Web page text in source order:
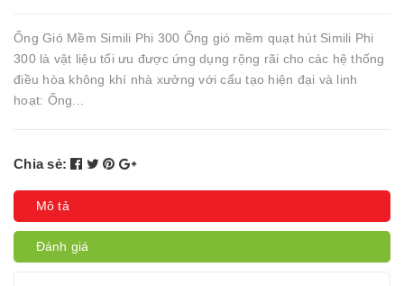
Ống Gió Mềm Simili Phi 300 Ống gió mềm quạt hút Simili Phi
300 là vật liệu tối ưu được ứng dụng rộng rãi cho các hệ thống
điều hòa không khí nhà xưởng với cấu tạo hiện đại và linh
hoạt: Ống...
Chia sẻ:
Mô tả
Đánh giá